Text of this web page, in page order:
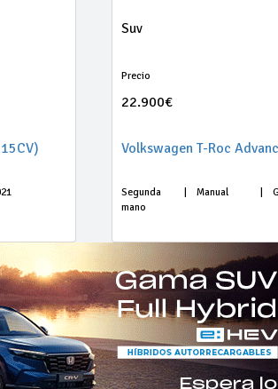
Suv
Precio
22.900€
Volkswagen T-Roc
Segunda
mano
Manual